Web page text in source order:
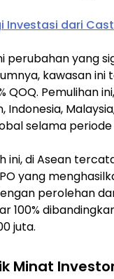
dari
perubahan yang
kawasan
QOQ. Pemulihan
Indonesia,
selama
ini, di Asean
yang
perolehan
100%
juta.
Minat